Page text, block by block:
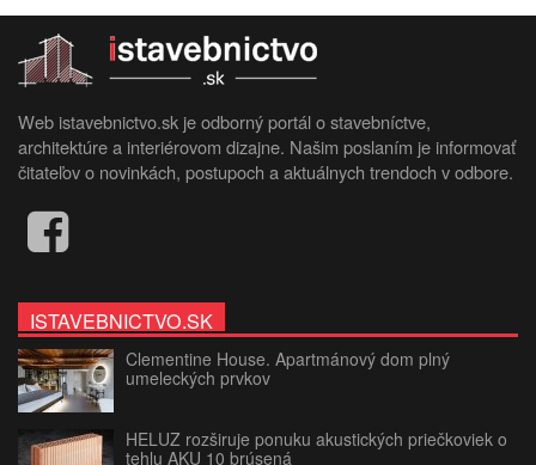
Web istavebnictvo.sk je odborný portál o stavebníctve,
architektúre a interiérovom dizajne. Našim poslaním je informovať
čitateľov o novinkách, postupoch a aktuálnych trendoch v odbore.
ISTAVEBNICTVO.SK
Clementine House. Apartmánový dom plný
umeleckých prvkov
HELUZ rozširuje ponuku akustických priečkoviek o
tehlu AKU 10 brúsená